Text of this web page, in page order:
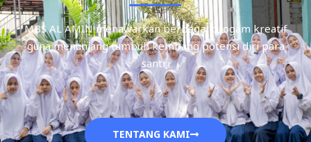
MBS AL AMIN menawarkan berbagai progam kreatif
guna menunjang tumbuh kembang potensi diri para
santri
TENTANG KAMI